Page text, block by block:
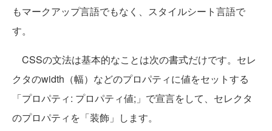
もマークアップ言語でもなく、スタイルシート言語で
す。
CSSの文法は基本的なことは次の書式だけです。セレ
クタのwidth（幅）などのプロパティに値をセットする
「プロパティ: プロパティ値;」で宣言をして、セレクタ
のプロパティを「装飾」します。